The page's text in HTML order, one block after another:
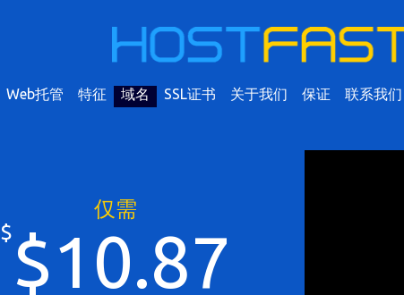
Web托管 特征 域名 SSL证书 关于我们 保证 联系我们
仅需
$ $10.87